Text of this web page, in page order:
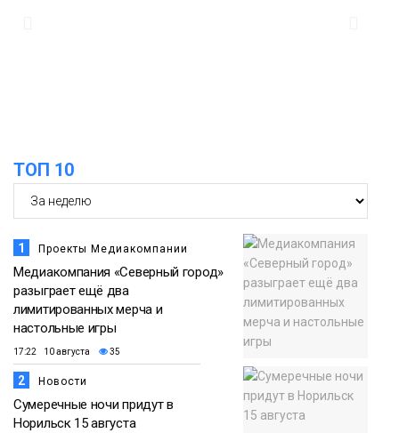
ТОП 10
1 Проекты Медиакомпании
Медиакомпания «Северный город»
разыграет ещё два
лимитированных мерча и
настольные игры
17:22 10 августа 35
2 Новости
Сумеречные ночи придут в
Норильск 15 августа